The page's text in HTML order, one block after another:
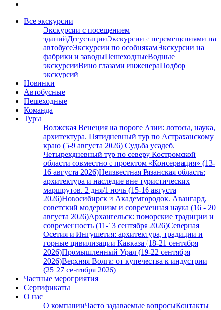
Все экскурсии
Экскурсии с посещением
зданийДегустацииЭкскурсии с перемещениями на
автобусеЭкскурсии по особнякамЭкскурсии на
фабрики и заводыПешеходныеВодные
экскурсииВино глазами инженераПодбор
экскурсий
Новинки
Автобусные
Пешеходные
Команда
Туры
Волжская Венеция на пороге Азии: лотосы, наука,
архитектура. Пятидневный тур по Астраханскому
краю (5-9 августа 2026) Судьба усадеб.
Четырехдневный тур по северу Костромской
области совместно с проектом «Консервация» (13-
16 августа 2026)Неизвестная Рязанская область:
архитектура и наследие вне туристических
маршрутов. 2 дня/1 ночь (15-16 августа
2026)Новосибирск и Академгородок. Авангард,
советский модернизм и современная наука (16 - 20
августа 2026)Архангельск: поморские традиции и
современность (11-13 сентября 2026)Северная
Осетия и Ингушетия: архитектура, традиции и
горные цивилизации Кавказа (18-21 сентября
2026)Промышленный Урал (19-22 сентября
2026)Верхняя Волга: от купечества к индустрии
(25-27 сентября 2026)
Частные мероприятия
Сертификаты
О нас
О компанииЧасто задаваемые вопросыКонтакты